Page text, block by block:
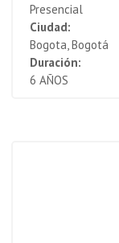
Presencial
Ciudad:
Bogota, Bogotá
Duración:
6 AÑOS